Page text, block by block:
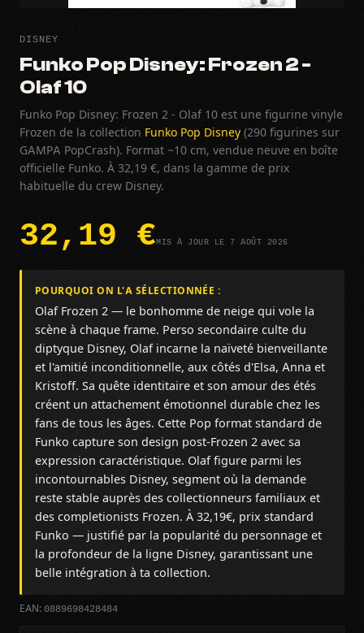
DISNEY
Funko Pop Disney: Frozen 2 -
Olaf 10
Funko Pop Disney: Frozen 2 - Olaf 10 est une figurine vinyle
Frozen de la collection Funko Pop Disney (290 figurines sur
GAMPA PopCrash). Format ~10 cm, vendue neuve en boîte
officielle Funko. À 32,19 €, dans la gamme de prix
habituelle du crew Disney.
32,19 €MIS À JOUR LE 7 AOÛT 2026
POURQUOI ON L'A SÉLECTIONNÉE :
Olaf Frozen 2 — le bonhomme de neige qui vole la
scène à chaque frame. Perso secondaire culte du
diptyque Disney, Olaf incarne la naïveté bienveillante
et l'amitié inconditionnelle, aux côtés d'Elsa, Anna et
Kristoff. Sa quête identitaire et son amour des étés
créent un attachement émotionnel durable chez les
fans de tous les âges. Cette Pop format standard de
Funko capture son design post-Frozen 2 avec sa
expression caractéristique. Olaf figure parmi les
incontournables Disney, segment où la demande
reste stable auprès des collectionneurs familiaux et
des completionists Frozen. À 32,19€, prix standard
Funko — justifié par la popularité du personnage et
la profondeur de la ligne Disney, garantissant une
belle intégration à ta collection.
EAN: 0889698428484